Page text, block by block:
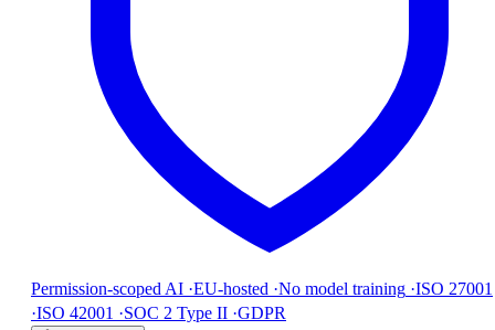
Permission-scoped AI ·EU-hosted ·No model training ·ISO 27001
·ISO 42001 ·SOC 2 Type II ·GDPR